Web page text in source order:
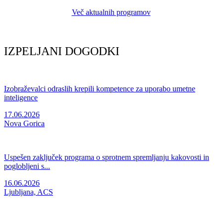
Več aktualnih programov
IZPELJANI DOGODKI
Izobraževalci odraslih krepili kompetence za uporabo umetne
inteligence
17.06.2026
Nova Gorica
Uspešen zaključek programa o sprotnem spremljanju kakovosti in
poglobljeni s...
16.06.2026
Ljubljana, ACS